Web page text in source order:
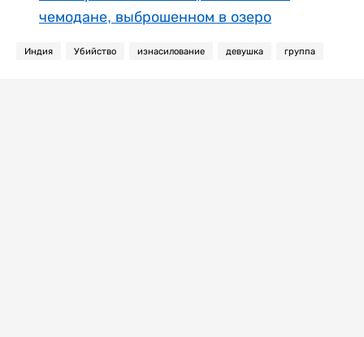
чемодане, выброшенном в озеро
Индия Убийство изнасилование девушка группа